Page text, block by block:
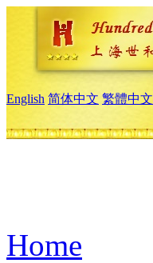
English 简体中文 繁體中文
Home